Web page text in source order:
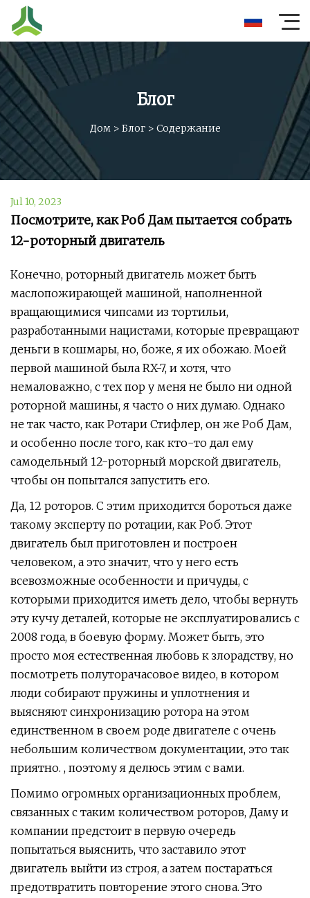
Блог
Дом > Блог> Содержание
Jul 10, 2023
Посмотрите, как Роб Дам пытается собрать
12-роторный двигатель
Конечно, роторный двигатель может быть
маслопожирающей машиной, наполненной
вращающимися чипсами из тортильи,
разработанными нацистами, которые превращают
деньги в кошмары, но, боже, я их обожаю. Моей
первой машиной была RX-7, и хотя, что
немаловажно, с тех пор у меня не было ни одной
роторной машины, я часто о них думаю. Однако
не так часто, как Ротари Стифлер, он же Роб Дам,
и особенно после того, как кто-то дал ему
самодельный 12-роторный морской двигатель,
чтобы он попытался запустить его.
Да, 12 роторов. С этим приходится бороться даже
такому эксперту по ротации, как Роб. Этот
двигатель был приготовлен и построен
человеком, а это значит, что у него есть
всевозможные особенности и причуды, с
которыми приходится иметь дело, чтобы вернуть
эту кучу деталей, которые не эксплуатировались с
2008 года, в боевую форму. Может быть, это
просто моя естественная любовь к злорадству, но
посмотреть полуторачасовое видео, в котором
люди собирают пружины и уплотнения и
выясняют синхронизацию ротора на этом
единственном в своем роде двигателе с очень
небольшим количеством документации, это так
приятно. , поэтому я делюсь этим с вами.
Помимо огромных организационных проблем,
связанных с таким количеством роторов, Даму и
компании предстоит в первую очередь
попытаться выяснить, что заставило этот
двигатель выйти из строя, а затем постараться
предотвратить повторение этого снова. Это